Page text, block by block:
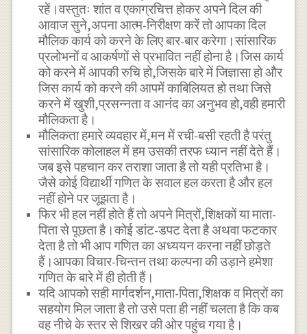
रहें।वस्तुतः शांत व एकाग्रचित्त होकर अपने दिल की
आवाज सुने,अपना आत्म-निरीक्षण करें तो आपका दिल
मौलिक कार्य को करने के लिए बार-बार करेगा।सांसारिक
प्रलोभनों व आकर्षणों से प्रभावित नहीं होना है।जिस कार्य
को करने में आपकी रुचि हो,जिसके बारे में जिज्ञासा हो और
जिस कार्य को करने की आपमें काबिलियत हो तथा जिसे
करने में खुशी,प्रसन्नता व आनंद का अनुभव हो,वही हमारी
मौलिकता है।
मौलिकता हमारे व्यवहार में,मन में रची-बसी रहती है परंतु
सांसारिक कोलाहल में हम उसकी तरफ ध्यान नहीं देते हैं।
जब इसे पहचान कर तराशा जाता है तो यही प्रतिभा है।
जैसे कोई विद्यार्थी गणित के सवाल हल करता है और हल
नहीं होने पर जूझता है।
फिर भी हल नहीं होते हैं तो अपने मित्रों,शिक्षकों या माता-
पिता से पूछता है।कोई डांट-डपट देता है अथवा फटकार
देता है तो भी आप गणित का अध्ययन करना नहीं छोड़ते
हैं।आपका विचार-चिन्तन तथा कल्पना की उड़ाने हमेशा
गणित के बारे में ही होती हैं।
यदि आपको सही मार्गदर्शन,माता-पिता,शिक्षक व मित्रों का
सहयोग मिल जाता है तो उसे पता ही नहीं चलता है कि कब
वह नीचे के स्तर से शिखर की ओर पहुंच गया है।